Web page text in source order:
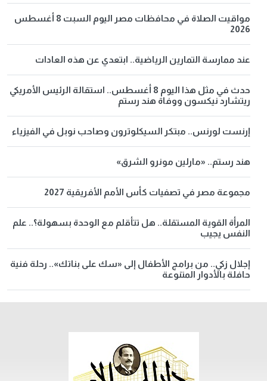
مواقيت الصلاة في محافظات مصر اليوم السبت 8 أغسطس
2026
عند ممارسة التمارين الرياضية.. ابتعدي عن هذه العادات
حدث في مثل هذا اليوم 8 أغسطس.. استقالة الرئيس الأمريكي
ريتشارد نيكسون ووفاة هند رستم
إرنست لورنس.. مبتكر السيكلوترون وصاحب نوبل في الفيزياء
هند رستم.. «مارلين مونرو الشرق»
مجموعة مصر في تصفيات كأس الأمم الأفريقية 2027
المرأة القوية المستقلة.. هل تتأقلم مع الوحدة بسهولة؟.. علم
النفس يجيب
إجلال زكي.. من برامج الأطفال إلى «سك على بناتك».. رحلة فنية
حافلة بالأدوار المتنوعة